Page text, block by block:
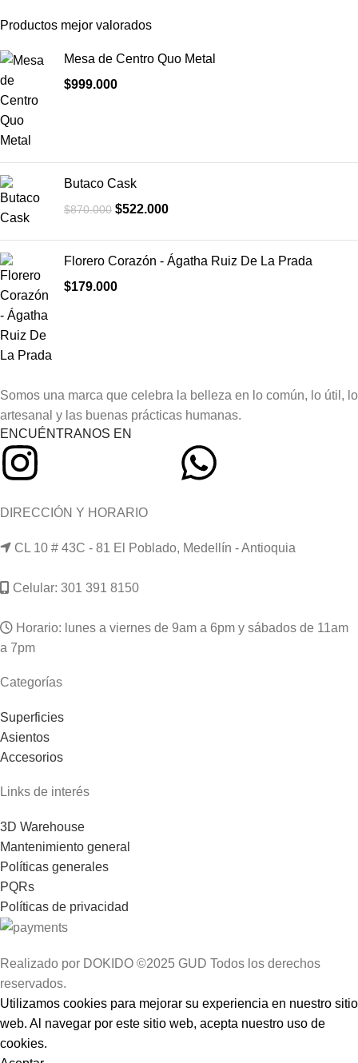
Productos mejor valorados
Mesa de Centro Quo Metal
$999.000
Butaco Cask
$870.000 $522.000
Florero Corazón - Ágatha Ruiz De La Prada
$179.000
Somos una marca que celebra la belleza en lo común, lo útil, lo
artesanal y las buenas prácticas humanas.
ENCUÉNTRANOS EN
DIRECCIÓN Y HORARIO
CL 10 # 43C - 81 El Poblado, Medellín - Antioquia
Celular: 301 391 8150
Horario: lunes a viernes de 9am a 6pm y sábados de 11am
a 7pm
Categorías
Superficies
Asientos
Accesorios
Links de interés
3D Warehouse
Mantenimiento general
Políticas generales
PQRs
Políticas de privacidad
Realizado por DOKIDO ©2025 GUD Todos los derechos
reservados.
Utilizamos cookies para mejorar su experiencia en nuestro sitio
web. Al navegar por este sitio web, acepta nuestro uso de
cookies.